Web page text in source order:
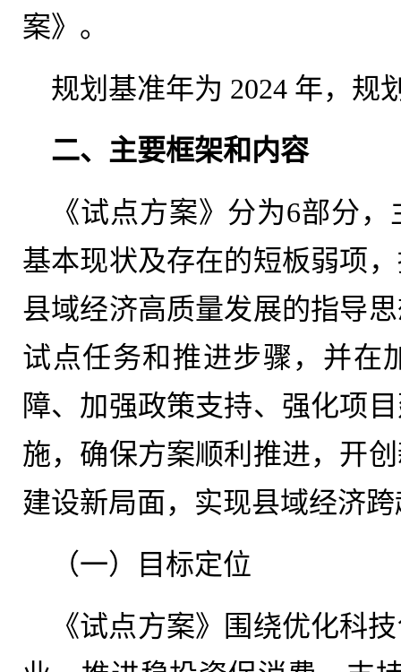
案》。
规划基准年为 2024 年，规
二、主要框架和内容
《试点方案》分为6部分
基本现状及存在的短板弱项
县域经济高质量发展的指导
试点任务和推进步骤，并在
障、加强政策支持、强化项
施，确保方案顺利推进，开
建设新局面，实现县域经济
（一）目标定位
《试点方案》围绕优化科